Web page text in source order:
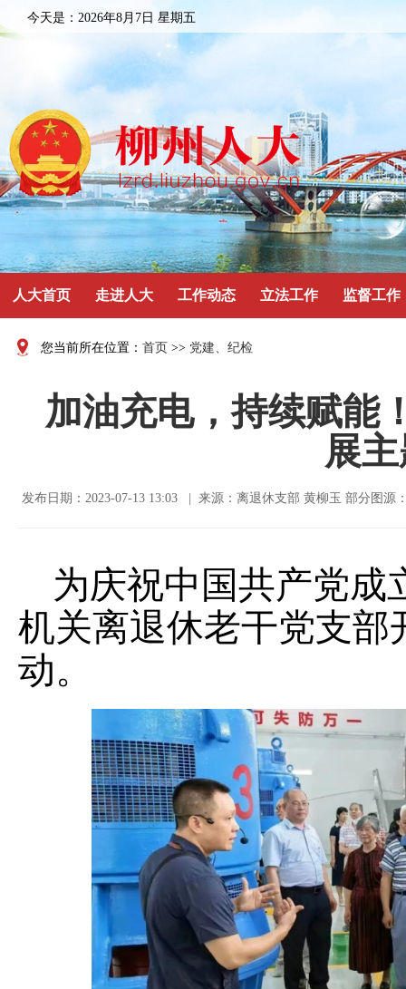
今天是： 2026年8月7日 星期五
人大首页 走进人大 工作动态 立法工作 监督工作
您当前所在位置： 首页 >> 党建、纪检
加油充电，持续赋能
展
发布日期：2023-07-13 13:03 | 来源：离退休支部 黄柳玉 部分图源
为庆祝中国共产党成
机关离退休老干党支
动。